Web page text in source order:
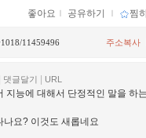
좋아요 ｌ 공유하기 ｌ 찜
11459496 주소복사
댓글달기 URL
지능에 대해서 단정적인 말을 하
요? 이것도 새롭네요